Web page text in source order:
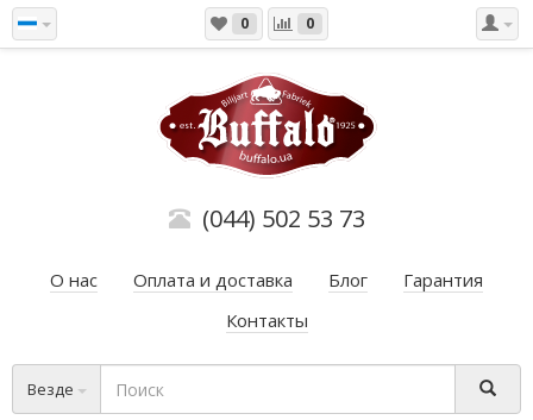
0 0
(044) 502 53 73
О нас Оплата и доставка Блог
Гарантия
Контакты
Везде